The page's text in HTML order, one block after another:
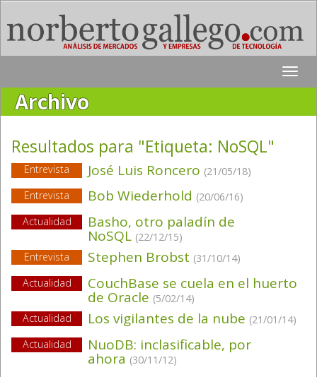
Toggle
Archivo
Resultados para "Etiqueta: NoSQL"
Entrevista José Luis Roncero (21/05/18)
Entrevista
Bob Wiederhold (20/06/16)
Actualidad
Basho, otro paladín de
NoSQL (22/12/15)
Entrevista
Stephen Brobst (31/10/14)
Actualidad
CouchBase se cuela en el huerto
de Oracle (5/02/14)
Actualidad
Los vigilantes de la nube (21/01/14)
Actualidad
NuoDB: inclasificable, por
ahora (30/11/12)